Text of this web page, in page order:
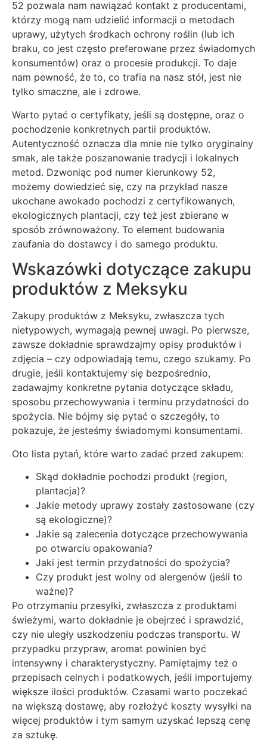
52 pozwala nam nawiązać kontakt z producentami,
którzy mogą nam udzielić informacji o metodach
uprawy, użytych środkach ochrony roślin (lub ich
braku, co jest często preferowane przez świadomych
konsumentów) oraz o procesie produkcji. To daje
nam pewność, że to, co trafia na nasz stół, jest nie
tylko smaczne, ale i zdrowe.
Warto pytać o certyfikaty, jeśli są dostępne, oraz o
pochodzenie konkretnych partii produktów.
Autentyczność oznacza dla mnie nie tylko oryginalny
smak, ale także poszanowanie tradycji i lokalnych
metod. Dzwoniąc pod numer kierunkowy 52,
możemy dowiedzieć się, czy na przykład nasze
ukochane awokado pochodzi z certyfikowanych,
ekologicznych plantacji, czy też jest zbierane w
sposób zrównoważony. To element budowania
zaufania do dostawcy i do samego produktu.
Wskazówki dotyczące zakupu
produktów z Meksyku
Zakupy produktów z Meksyku, zwłaszcza tych
nietypowych, wymagają pewnej uwagi. Po pierwsze,
zawsze dokładnie sprawdzajmy opisy produktów i
zdjęcia – czy odpowiadają temu, czego szukamy. Po
drugie, jeśli kontaktujemy się bezpośrednio,
zadawajmy konkretne pytania dotyczące składu,
sposobu przechowywania i terminu przydatności do
spożycia. Nie bójmy się pytać o szczegóły, to
pokazuje, że jesteśmy świadomymi konsumentami.
Oto lista pytań, które warto zadać przed zakupem:
Skąd dokładnie pochodzi produkt (region,
plantacja)?
Jakie metody uprawy zostały zastosowane (czy
są ekologiczne)?
Jakie są zalecenia dotyczące przechowywania
po otwarciu opakowania?
Jaki jest termin przydatności do spożycia?
Czy produkt jest wolny od alergenów (jeśli to
ważne)?
Po otrzymaniu przesyłki, zwłaszcza z produktami
świeżymi, warto dokładnie je obejrzeć i sprawdzić,
czy nie uległy uszkodzeniu podczas transportu. W
przypadku przypraw, aromat powinien być
intensywny i charakterystyczny. Pamiętajmy też o
przepisach celnych i podatkowych, jeśli importujemy
większe ilości produktów. Czasami warto poczekać
na większą dostawę, aby rozłożyć koszty wysyłki na
więcej produktów i tym samym uzyskać lepszą cenę
za sztukę.